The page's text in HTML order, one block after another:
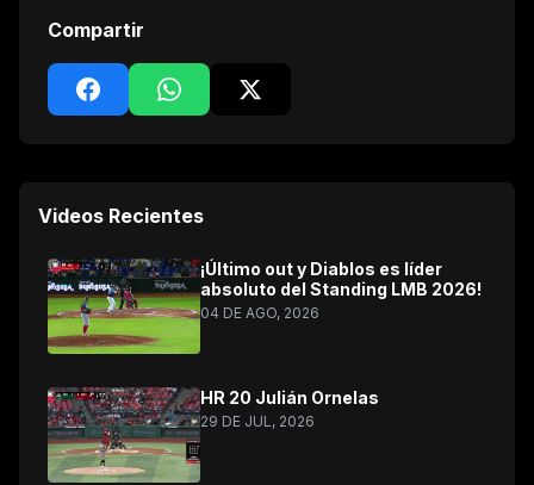
Compartir
Videos Recientes
¡Último out y Diablos es líder
absoluto del Standing LMB 2026!
04 DE AGO, 2026
HR 20 Julián Ornelas
29 DE JUL, 2026